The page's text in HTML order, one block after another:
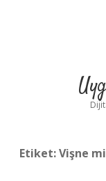
Etiket:Vişne